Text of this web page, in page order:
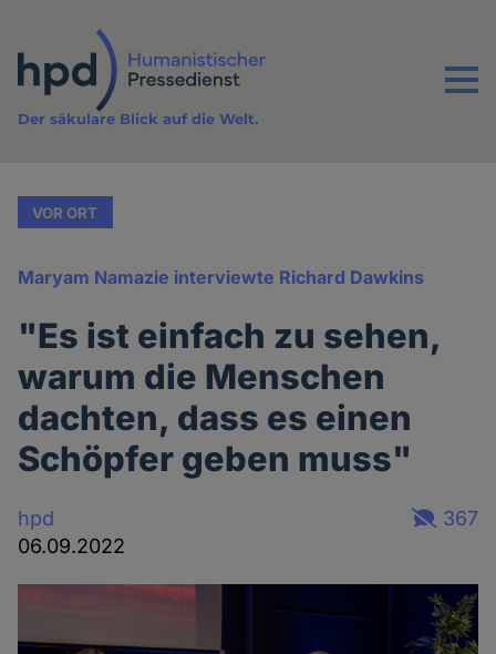
Inhalt
Menu
Der säkulare Blick auf die Welt.
VOR ORT
Maryam Namazie interviewte Richard Dawkins
"Es ist einfach zu sehen,
warum die Menschen
dachten, dass es einen
Schöpfer geben muss"
hpd
06.09.2022
367